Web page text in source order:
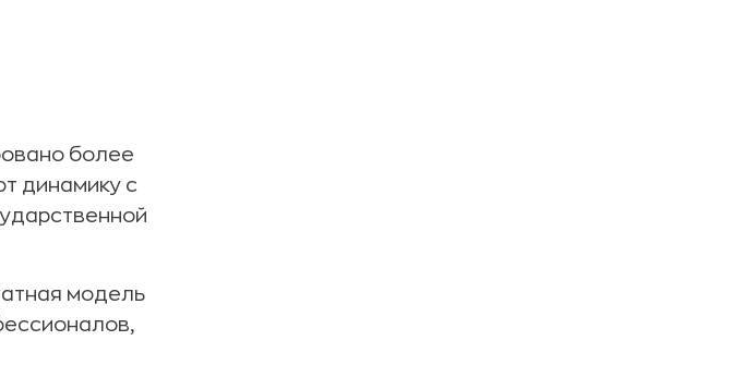
более
динамику с
модель